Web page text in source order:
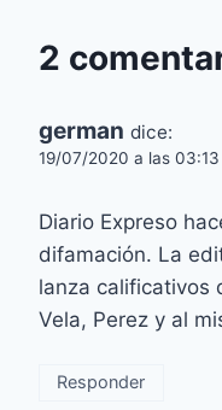
2
german dice:
19/07/2020 a las 03:13
Diario Expreso
difamación. La
lanza calificativos
Vela, Perez y al
Responder